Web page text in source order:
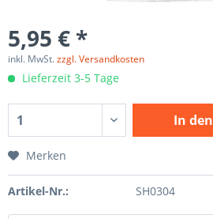
5,95 € *
inkl. MwSt.zzgl. Versandkosten
Lieferzeit 3-5 Tage
In den
Merken
Artikel-Nr.: SH0304